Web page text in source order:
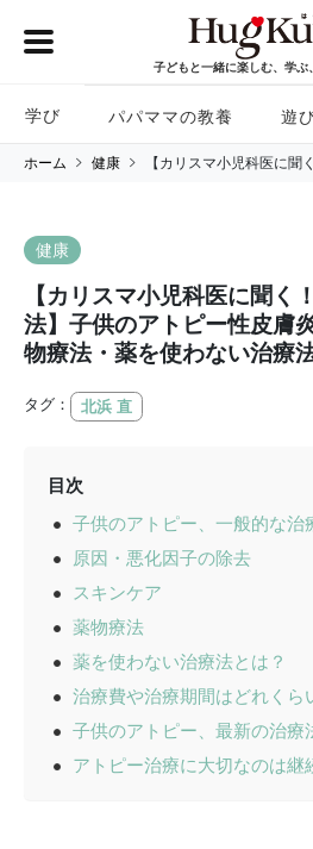
子どもと一緒に楽しむ、学ぶ
学び パパママの教養 遊
ホーム 健康 【カリスマ小児科医に
健康
【カリスマ小児科医に聞く
法】子供のアトピー性皮膚
物療法・薬を使わない治療
タグ： 北浜 直
目次
子供のアトピー、一般的な治
原因・悪化因子の除去
スキンケア
薬物療法
薬を使わない治療法とは？
治療費や治療期間はどれくら
子供のアトピー、最新の治療
アトピー治療に大切なのは継